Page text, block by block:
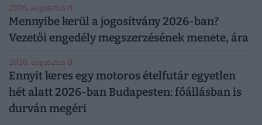
2026. augusztus 8.
Mennyibe kerül a jogosítvány 2026-ban?
Vezetői engedély megszerzésének menete, ára
2026. augusztus 8.
Ennyit keres egy motoros ételfutár egyetlen
hét alatt 2026-ban Budapesten: főállásban is
durván megéri